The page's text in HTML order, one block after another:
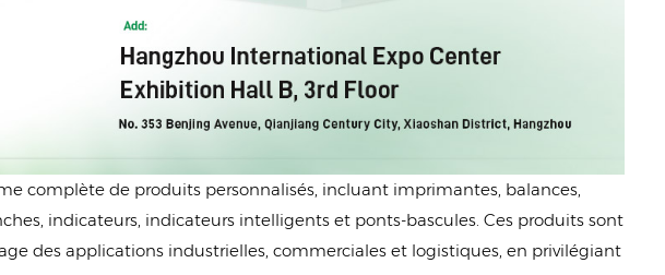
complète de produits personnalisés, incluant imprimantes, balances,
indicateurs, indicateurs intelligents et ponts-bascules. Ces produits sont
des applications industrielles, commerciales et logistiques, en privilégiant